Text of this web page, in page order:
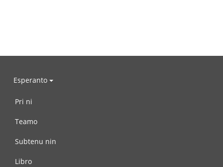
Esperanto
Pri ni
Teamo
Subtenu nin
Libro